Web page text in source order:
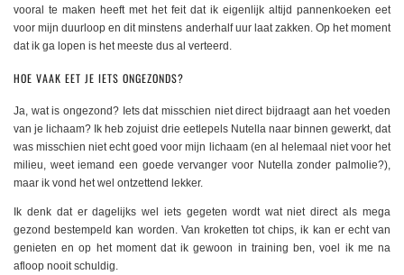
vooral te maken heeft met het feit dat ik eigenlijk altijd pannenkoeken eet
voor mijn duurloop en dit minstens anderhalf uur laat zakken. Op het moment
dat ik ga lopen is het meeste dus al verteerd.
HOE VAAK EET JE IETS ONGEZONDS?
Ja, wat is ongezond? Iets dat misschien niet direct bijdraagt aan het voeden
van je lichaam? Ik heb zojuist drie eetlepels Nutella naar binnen gewerkt, dat
was misschien niet echt goed voor mijn lichaam (en al helemaal niet voor het
milieu, weet iemand een goede vervanger voor Nutella zonder palmolie?),
maar ik vond het wel ontzettend lekker.
Ik denk dat er dagelijks wel iets gegeten wordt wat niet direct als mega
gezond bestempeld kan worden. Van kroketten tot chips, ik kan er echt van
genieten en op het moment dat ik gewoon in training ben, voel ik me na
afloop nooit schuldig.